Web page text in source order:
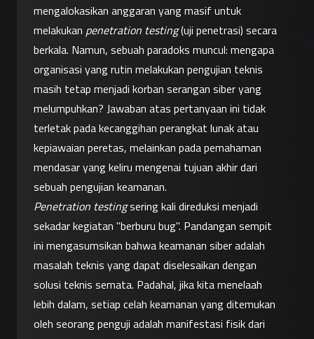
mengalokasikan anggaran yang masif untuk
melakukan penetration testing (uji penetrasi) secara
berkala. Namun, sebuah paradoks muncul: mengapa
organisasi yang rutin melakukan pengujian teknis
masih tetap menjadi korban serangan siber yang
melumpuhkan? Jawaban atas pertanyaan ini tidak
terletak pada kecanggihan perangkat lunak atau
kepiawaian peretas, melainkan pada pemahaman
mendasar yang keliru mengenai tujuan akhir dari
sebuah pengujian keamanan.
Penetration testing sering kali direduksi menjadi
sekadar kegiatan "berburu bug". Pandangan sempit
ini mengasumsikan bahwa keamanan siber adalah
masalah teknis yang dapat diselesaikan dengan
solusi teknis semata. Padahal, jika kita menelaah
lebih dalam, setiap celah keamanan yang ditemukan
oleh seorang penguji adalah manifestasi fisik dari